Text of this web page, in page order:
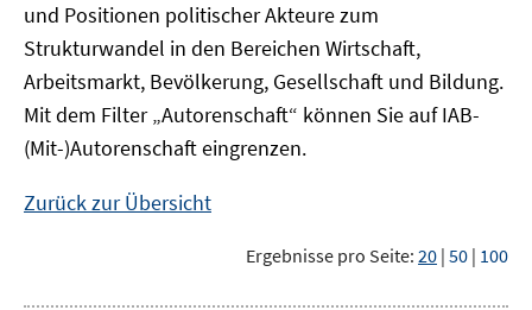
und Positionen politischer Akteure zum
Strukturwandel in den Bereichen Wirtschaft,
Arbeitsmarkt, Bevölkerung, Gesellschaft und Bildung.
Mit dem Filter „Autorenschaft“ können Sie auf IAB-
(Mit-)Autorenschaft eingrenzen.
Zurück zur Übersicht
Ergebnisse pro Seite: 20 | 50 | 100